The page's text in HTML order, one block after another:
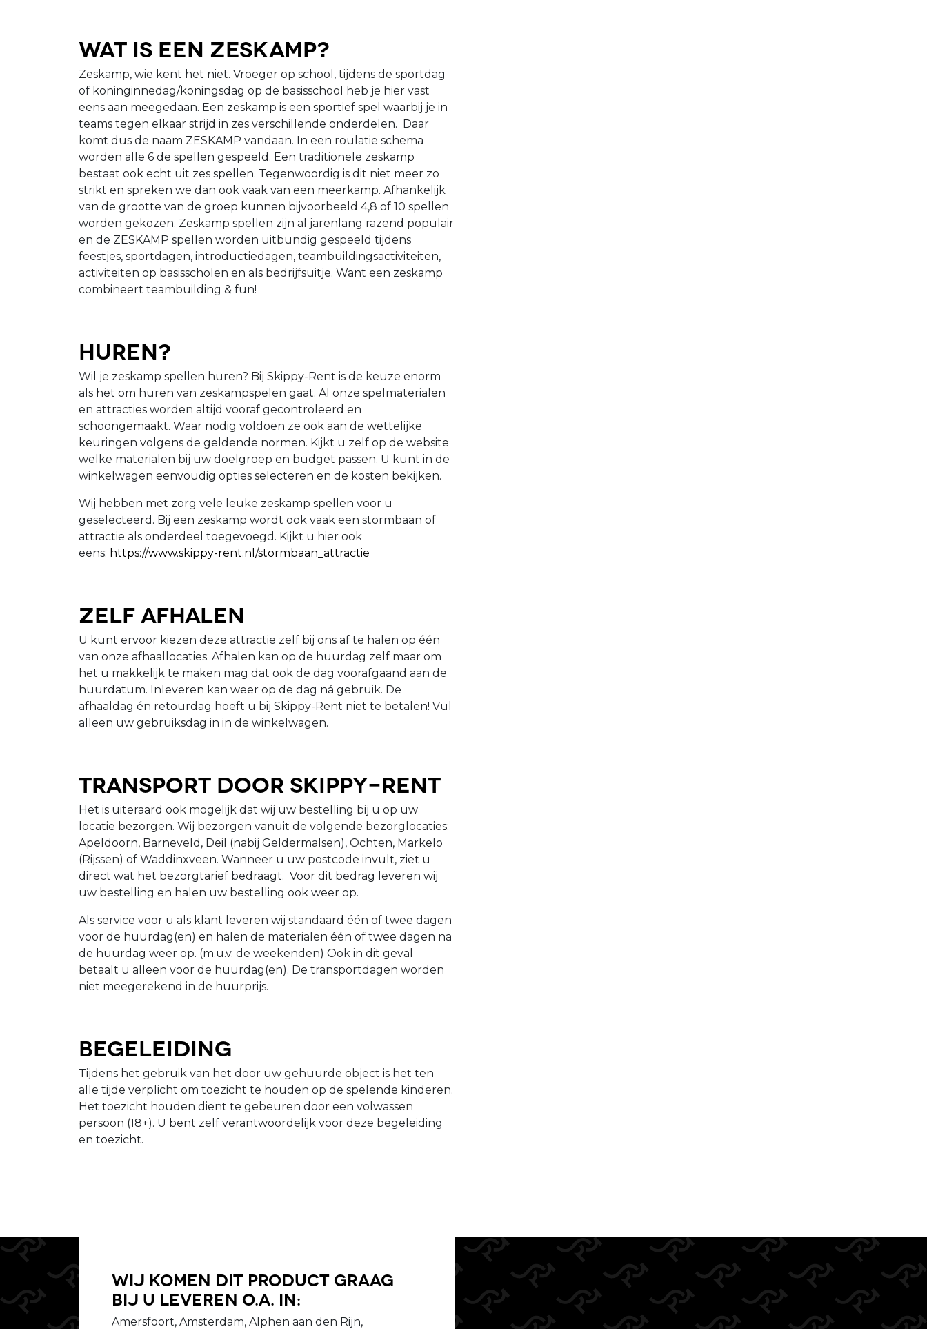
Wat is een zeskamp?
Zeskamp, wie kent het niet. Vroeger op school, tijdens de sportdag
of koninginnedag/koningsdag op de basisschool heb je hier vast
eens aan meegedaan. Een zeskamp is een sportief spel waarbij je in
teams tegen elkaar strijd in zes verschillende onderdelen. Daar
komt dus de naam ZESKAMP vandaan. In een roulatie schema
worden alle 6 de spellen gespeeld. Een traditionele zeskamp
bestaat ook echt uit zes spellen. Tegenwoordig is dit niet meer zo
strikt en spreken we dan ook vaak van een meerkamp. Afhankelijk
van de grootte van de groep kunnen bijvoorbeeld 4,8 of 10 spellen
worden gekozen. Zeskamp spellen zijn al jarenlang razend populair
en de ZESKAMP spellen worden uitbundig gespeeld tijdens
feestjes, sportdagen, introductiedagen, teambuildingsactiviteiten,
activiteiten op basisscholen en als bedrijfsuitje. Want een zeskamp
combineert teambuilding & fun!
Huren?
Wil je zeskamp spellen huren? Bij Skippy-Rent is de keuze enorm
als het om huren van zeskampspelen gaat. Al onze spelmaterialen
en attracties worden altijd vooraf gecontroleerd en
schoongemaakt. Waar nodig voldoen ze ook aan de wettelijke
keuringen volgens de geldende normen. Kijkt u zelf op de website
welke materialen bij uw doelgroep en budget passen. U kunt in de
winkelwagen eenvoudig opties selecteren en de kosten bekijken.
Wij hebben met zorg vele leuke zeskamp spellen voor u
geselecteerd. Bij een zeskamp wordt ook vaak een stormbaan of
attractie als onderdeel toegevoegd. Kijkt u hier ook
eens: https://www.skippy-rent.nl/stormbaan_attractie
Zelf afhalen
U kunt ervoor kiezen deze attractie zelf bij ons af te halen op één
van onze afhaallocaties. Afhalen kan op de huurdag zelf maar om
het u makkelijk te maken mag dat ook de dag voorafgaand aan de
huurdatum. Inleveren kan weer op de dag ná gebruik. De
afhaaldag én retourdag hoeft u bij Skippy-Rent niet te betalen! Vul
alleen uw gebruiksdag in in de winkelwagen.
Transport door Skippy-Rent
Het is uiteraard ook mogelijk dat wij uw bestelling bij u op uw
locatie bezorgen. Wij bezorgen vanuit de volgende bezorglocaties:
Apeldoorn, Barneveld, Deil (nabij Geldermalsen), Ochten, Markelo
(Rijssen) of Waddinxveen. Wanneer u uw postcode invult, ziet u
direct wat het bezorgtarief bedraagt. Voor dit bedrag leveren wij
uw bestelling en halen uw bestelling ook weer op.
Als service voor u als klant leveren wij standaard één of twee dagen
voor de huurdag(en) en halen de materialen één of twee dagen na
de huurdag weer op. (m.u.v. de weekenden) Ook in dit geval
betaalt u alleen voor de huurdag(en). De transportdagen worden
niet meegerekend in de huurprijs.
Begeleiding
Tijdens het gebruik van het door uw gehuurde object is het ten
alle tijde verplicht om toezicht te houden op de spelende kinderen.
Het toezicht houden dient te gebeuren door een volwassen
persoon (18+). U bent zelf verantwoordelijk voor deze begeleiding
en toezicht.
Wij komen dit product graag
bij u leveren o.a. in:
Amersfoort, Amsterdam, Alphen aan den Rijn,